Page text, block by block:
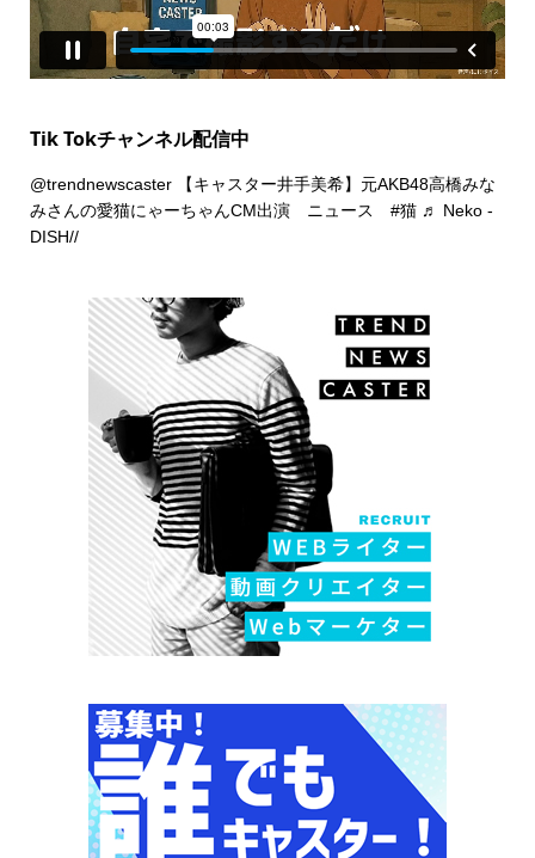
Tik Tokチャンネル配信中
@trendnewscaster【キャスター井手美希】元AKB48高橋みな
みさんの愛猫にゃーちゃんCM出演 ニュース #猫 ♬ Neko -
DISH//